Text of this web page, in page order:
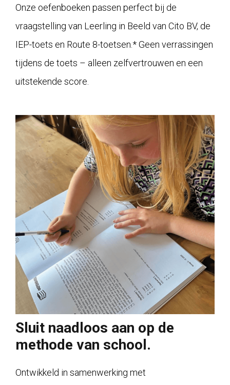
Onze oefenboeken passen perfect bij de
vraagstelling van Leerling in Beeld van Cito BV, de
IEP-toets en Route 8-toetsen.* Geen verrassingen
tijdens de toets – alleen zelfvertrouwen en een
uitstekende score.
Sluit naadloos aan op de
methode van school.
Ontwikkeld in samenwerking met